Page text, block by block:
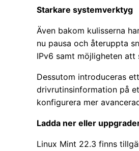
Starkare systemverktyg
Även bakom kulisserna
nu pausa och återuppta
IPv6 samt möjligheten
Dessutom introduceras
drivrutinsinformation på
konfigurera mer
Ladda ner eller
Linux Mint 22.3 finns